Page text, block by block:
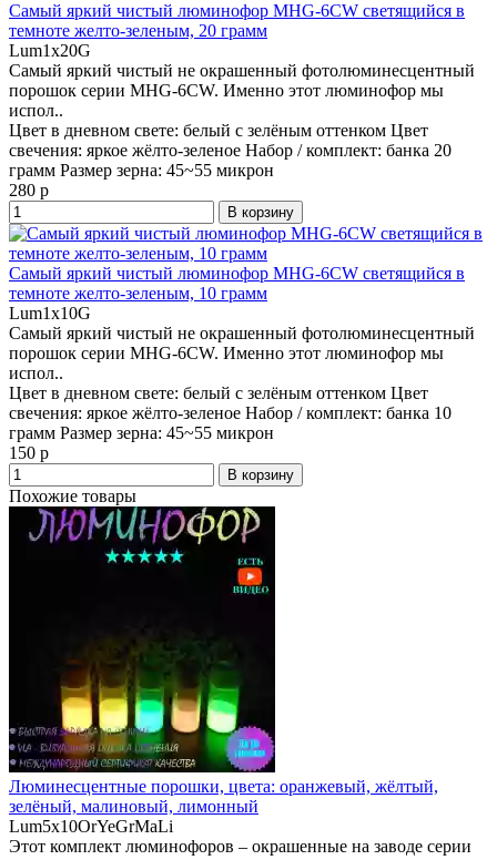
Самый яркий чистый люминофор MHG-6CW светящийся в
темноте желто-зеленым, 20 грамм
Lum1x20G
Самый яркий чистый не окрашенный фотолюминесцентный
порошок серии MHG-6CW. Именно этот люминофор мы
испол..
Цвет в дневном свете: белый с зелёным оттенком Цвет
свечения: яркое жёлто-зеленое Набор / комплект: банка 20
грамм Размер зерна: 45~55 микрон
280 р
В корзину
Самый яркий чистый люминофор MHG-6CW светящийся в
темноте желто-зеленым, 10 грамм
Lum1x10G
Самый яркий чистый не окрашенный фотолюминесцентный
порошок серии MHG-6CW. Именно этот люминофор мы
испол..
Цвет в дневном свете: белый с зелёным оттенком Цвет
свечения: яркое жёлто-зеленое Набор / комплект: банка 10
грамм Размер зерна: 45~55 микрон
150 р
В корзину
Похожие товары
Люминесцентные порошки, цвета: оранжевый, жёлтый,
зелёный, малиновый, лимонный
Lum5x10OrYeGrMaLi
Этот комплект люминофоров – окрашенные на заводе серии